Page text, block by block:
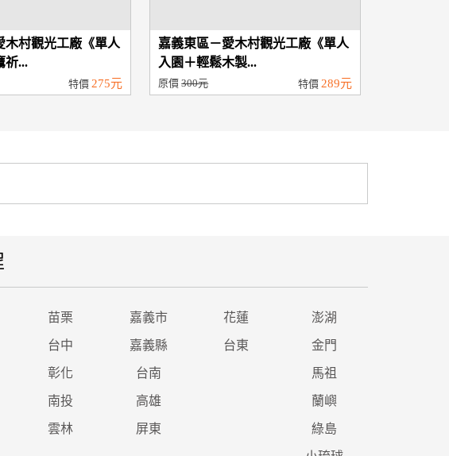
木村觀光工廠《單人
祈...
特價275元
嘉義東區－愛木村觀光工廠《單人
入園＋輕鬆木製...
原價300元 特價 289元
苗栗 嘉義市 花蓮 澎湖
台中 嘉義縣 台東 金門
彰化 台南 馬祖
南投 高雄 蘭嶼
雲林 屏東 綠島